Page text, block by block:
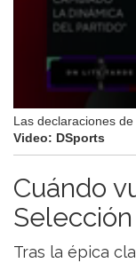
Las declaraciones
Video: DSports
Cuándo
Tras la épica